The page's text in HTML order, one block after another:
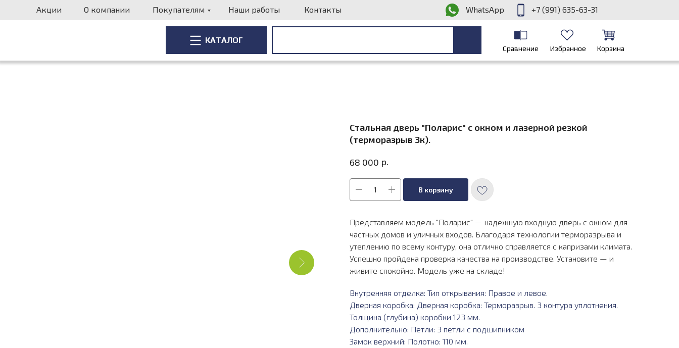
Акции О компании Покупателям Наши работы Контакты WhatsApp +7 (991) 635-63-31
КАТАЛОГ
Сравнение Избранное Корзина
Стальная дверь "Поларис" с окном и лазерной резкой
(терморазрыв 3к).
68 000 р.
В корзину
Представляем модель "Поларис" — надежную входную дверь с окном для
частных домов и уличных входов. Благодаря технологии терморазрыва и
утеплению по всему контуру, она отлично справляется с капризами климата.
Успешно пройдена проверка качества на производстве. Установите — и
живите спокойно. Модель уже на складе!
Внутренняя отделка: Тип открывания: Правое и левое.
Дверная коробка: Дверная коробка: Терморазрыв. 3 контура уплотнения.
Толщина (глубина) коробки 123 мм.
Дополнительно: Петли: 3 петли с подшипником
Замок верхний: Полотно: 110 мм.